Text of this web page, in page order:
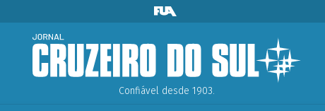
Confiável desde 1903.